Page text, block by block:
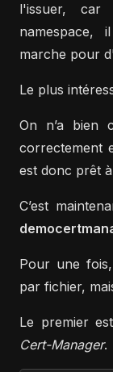
l'issuer,
namespace,
marche pour
Le plus
On n’a bien
correctement
est donc prêt
C’est
Pour une
par fichier,
Le premier
Cert-Manager.